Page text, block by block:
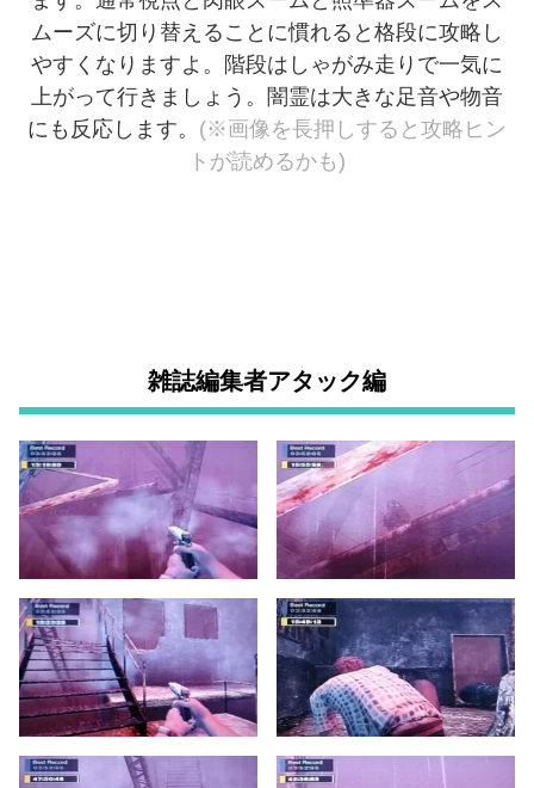
ムーズに切り替えることに慣れると格段に攻略し
やすくなりますよ。階段はしゃがみ走りで一気に
上がって行きましょう。闇霊は大きな足音や物音
にも反応します。 (※画像を長押しすると攻略ヒン
トが読めるかも)
雑誌編集者アタック編